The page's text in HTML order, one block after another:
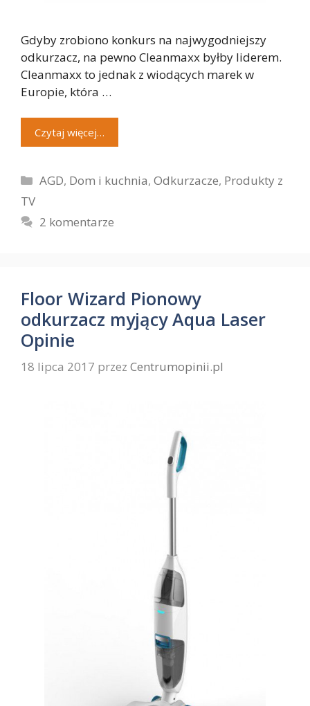
Gdyby zrobiono konkurs na najwygodniejszy
odkurzacz, na pewno Cleanmaxx byłby liderem.
Cleanmaxx to jednak z wiodących marek w
Europie, która …
Czytaj więcej…
Kategorie
AGD, Dom i kuchnia,Odkurzacze, Produkty z
TV
2 komentarze
Floor Wizard Pionowy
odkurzacz myjący Aqua Laser
Opinie
18 lipca 2017 przez Centrumopinii.pl